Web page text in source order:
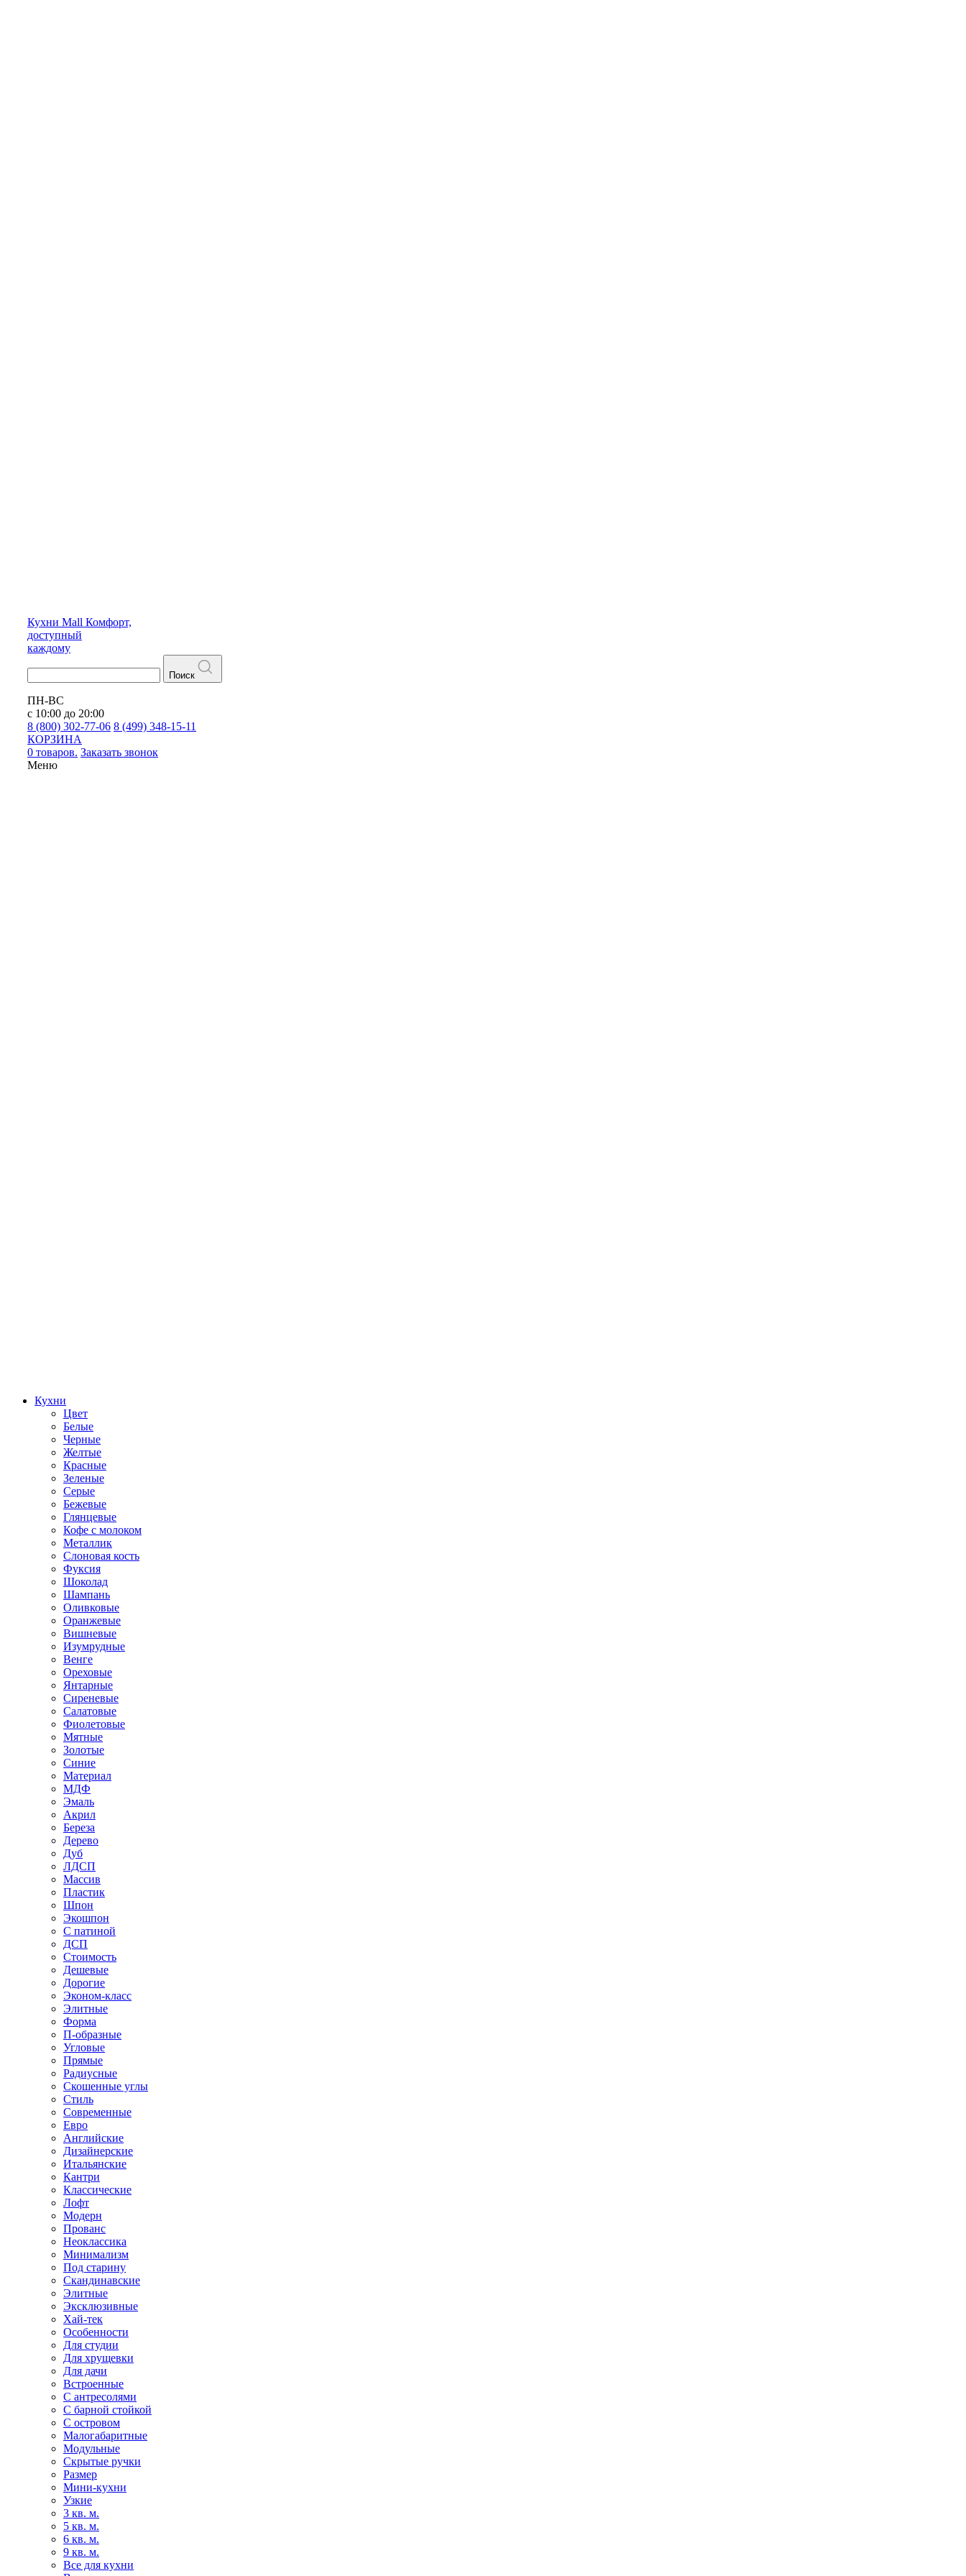
Кухни Mall Комфорт,
доступный
каждому
Поиск
ПН-ВС
с 10:00 до 20:00
8 (800) 302-77-06 8 (499) 348-15-11
КОРЗИНА
0 товаров. Заказать звонок
Меню
Кухни
Цвет
Белые
Черные
Желтые
Красные
Зеленые
Серые
Бежевые
Глянцевые
Кофе с молоком
Металлик
Слоновая кость
Фуксия
Шоколад
Шампань
Оливковые
Оранжевые
Вишневые
Изумрудные
Венге
Ореховые
Янтарные
Сиреневые
Салатовые
Фиолетовые
Мятные
Золотые
Синие
Материал
МДФ
Эмаль
Акрил
Береза
Дерево
Дуб
ЛДСП
Массив
Пластик
Шпон
Экошпон
С патиной
ДСП
Стоимость
Дешевые
Дорогие
Эконом-класс
Элитные
Форма
П-образные
Угловые
Прямые
Радиусные
Скошенные углы
Стиль
Современные
Евро
Английские
Дизайнерские
Итальянские
Кантри
Классические
Лофт
Модерн
Прованс
Неоклассика
Минимализм
Под старину
Скандинавские
Элитные
Эксклюзивные
Хай-тек
Особенности
Для студии
Для хрущевки
Для дачи
Встроенные
С антресолями
С барной стойкой
С островом
Малогабаритные
Модульные
Скрытые ручки
Размер
Мини-кухни
Узкие
3 кв. м.
5 кв. м.
6 кв. м.
9 кв. м.
Все для кухни